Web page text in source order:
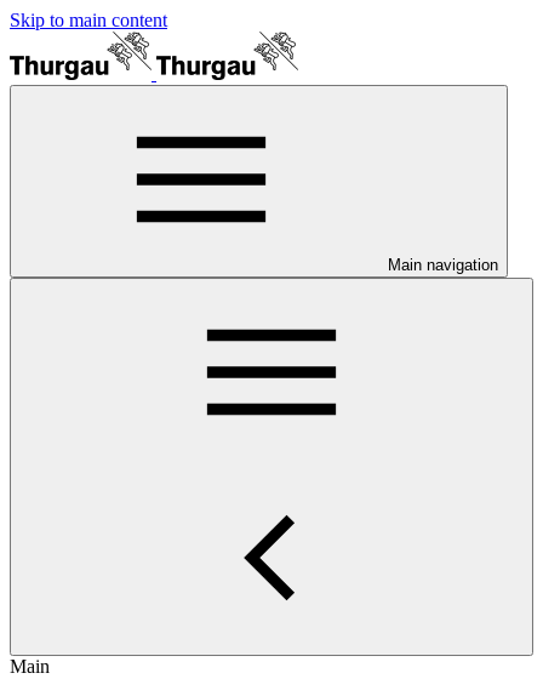
Skip to main content
Main navigation
Main